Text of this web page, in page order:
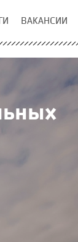
ВАКАНСИИ